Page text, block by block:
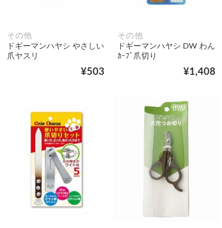
その他
ドギーマンハヤシ やさしい
爪ヤスリ
¥503
その他
ドギーマンハヤシ DW わん
ｶｰﾌﾞ爪切り
¥1,408